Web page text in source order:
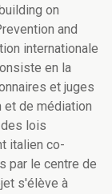
on
and
internationale
en la
et juges
et de médiation
lois
italien co-
par le centre de
s'élève à